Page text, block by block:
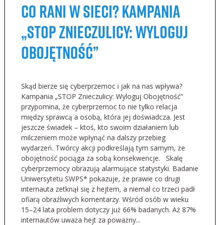
Co rani w sieci? Kampania
„STOP Znieczulicy: Wyloguj
Obojętność”
Skąd bierze się cyberprzemoc i jak na nas wpływa?
Kampania „STOP Znieczulicy: Wyloguj Obojętność”
przypomina, że cyberprzemoc to nie tylko relacja
między sprawcą a osobą, która jej doświadcza. Jest
jeszcze świadek – ktoś, kto swoim działaniem lub
milczeniem może wpłynąć na dalszy przebieg
wydarzeń. Twórcy akcji podkreślają tym samym, że
obojętność pociąga za sobą konsekwencje. Skalę
cyberprzemocy obrazują alarmujące statystyki. Badanie
Uniwersytetu SWPS* pokazuje, że prawie co drugi
internauta zetknął się z hejtem, a niemal co trzeci padł
ofiarą obraźliwych komentarzy. Wśród osób w wieku
15–24 lata problem dotyczy już 66% badanych. Aż 87%
internautów uważa hejt za poważny...